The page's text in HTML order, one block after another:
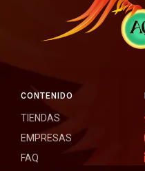
CONTENIDO
TIENDAS
EMPRESAS
FAQ